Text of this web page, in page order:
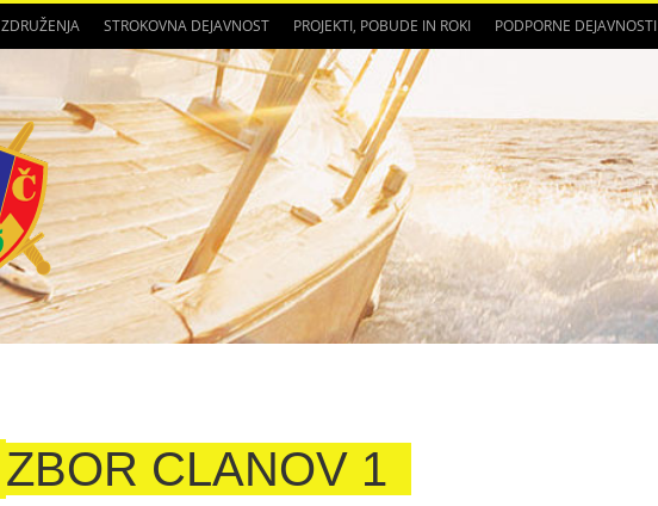
ZDRUŽENJA STROKOVNA DEJAVNOST PROJEKTI, POBUDE IN ROKI PODPORNE DEJAVNOSTI
ZBOR CLANOV 1